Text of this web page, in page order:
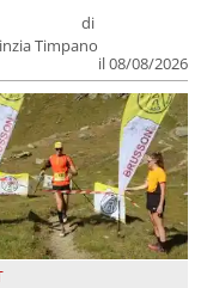
di
Timpano
il 08/08/2026